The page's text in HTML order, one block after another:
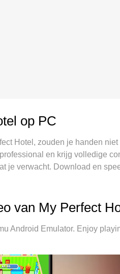
op PC
Hotel, zouden je handen
en krijg volledige
je verwacht. Download en
van batterij, mobiele data
keymapping systeem
spelen van 2 of meer
emulatie-engine kan het
van My Perfect
Android Emulator. Enjoy